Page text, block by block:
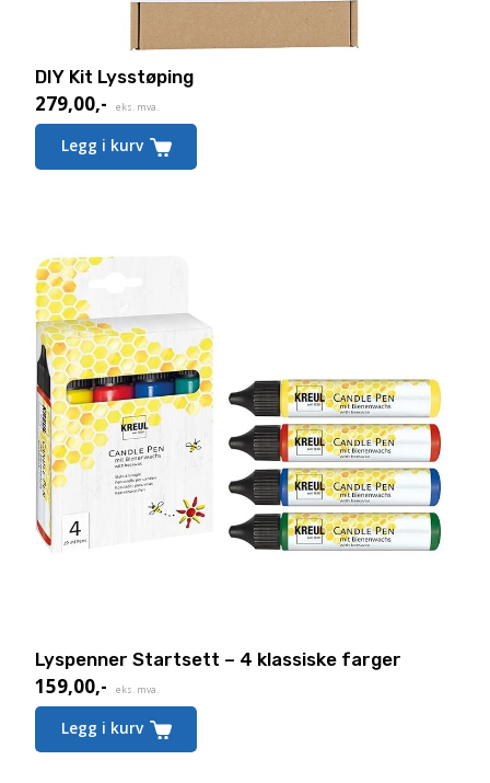
DIY Kit Lysstøping
279,00,- eks. mva.
Legg i kurv
Lyspenner Startsett – 4 klassiske farger
159,00,- eks. mva.
Legg i kurv